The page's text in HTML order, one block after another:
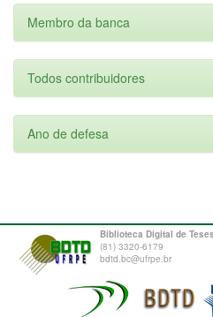
Membro da banca
Todos contribuidores
Ano de defesa
Biblioteca Digital de
(81) 3320-6179
bdtd.bc@ufrpe.br